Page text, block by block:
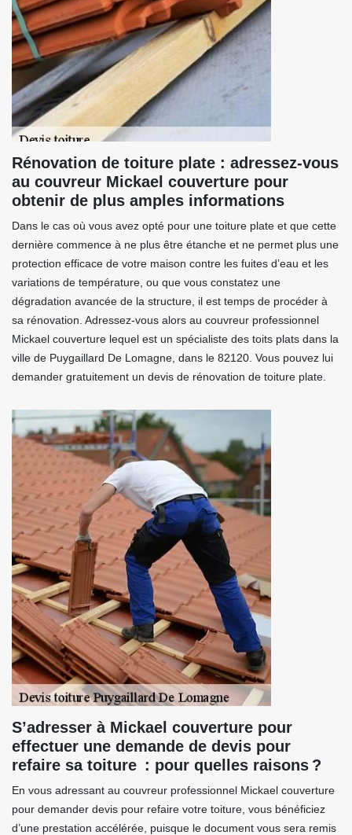
Rénovation de toiture plate : adressez-vous
au couvreur Mickael couverture pour
obtenir de plus amples informations
Dans le cas où vous avez opté pour une toiture plate et que cette
dernière commence à ne plus être étanche et ne permet plus une
protection efficace de votre maison contre les fuites d’eau et les
variations de température, ou que vous constatez une
dégradation avancée de la structure, il est temps de procéder à
sa rénovation. Adressez-vous alors au couvreur professionnel
Mickael couverture lequel est un spécialiste des toits plats dans la
ville de Puygaillard De Lomagne, dans le 82120. Vous pouvez lui
demander gratuitement un devis de rénovation de toiture plate.
S’adresser à Mickael couverture pour
effectuer une demande de devis pour
refaire sa toiture : pour quelles raisons ?
En vous adressant au couvreur professionnel Mickael couverture
pour demander devis pour refaire votre toiture, vous bénéficiez
d’une prestation accélérée, puisque le document vous sera remis